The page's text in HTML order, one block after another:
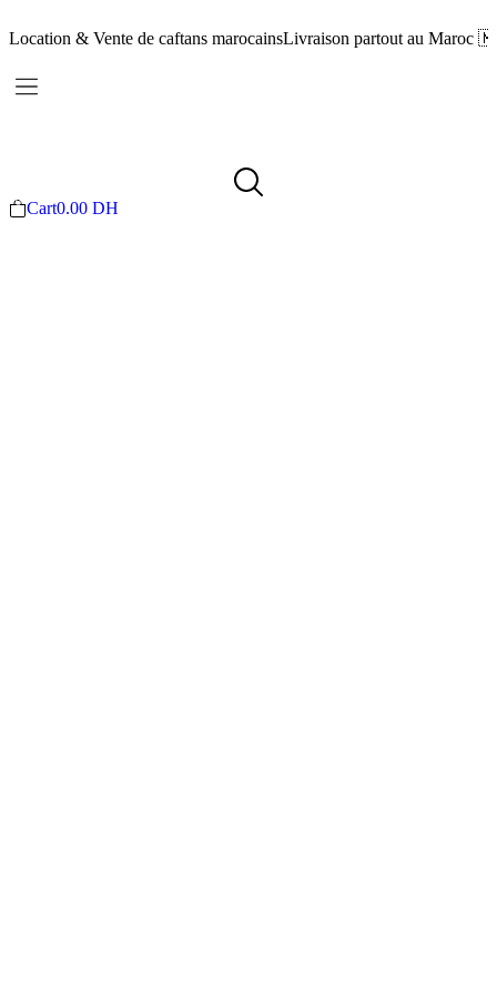
Location & Vente de caftans marocainsLivraison partout au Maroc
Cart0.00 DH